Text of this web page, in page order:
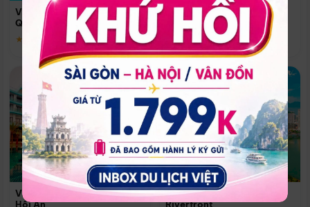
Vinpearl Resort & Spa Phu
Quoc
★ 5.0
Quoc
Phú Quốc
★ 5.0
Vinpearl Resort & Golf Nam
Hội An
Melia Vinpearl Danang
Riverfront